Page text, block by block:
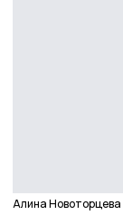
Алина Новоторцева